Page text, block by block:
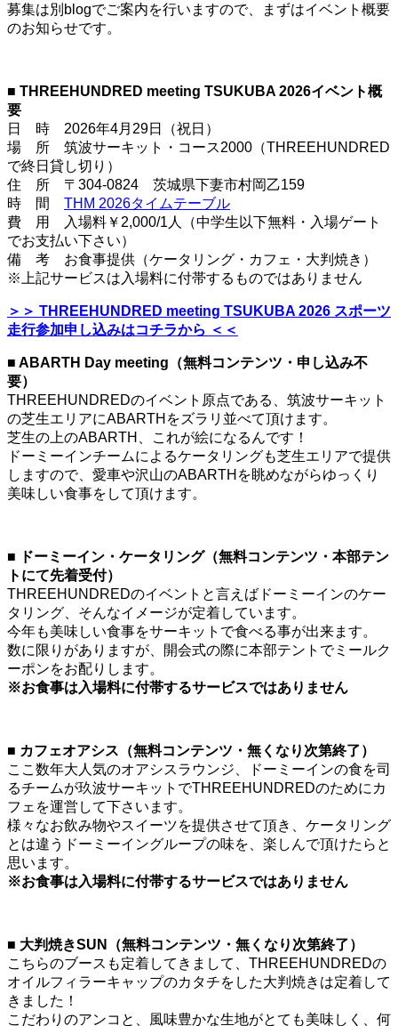
募集は別blogでご案内を行いますので、まずはイベント概要
のお知らせです。
■ THREEHUNDRED meeting TSUKUBA 2026イベント概
要
日 時 2026年4月29日（祝日）
場 所 筑波サーキット・コース2000（THREEHUNDRED
で終日貸し切り）
住 所 〒304-0824 茨城県下妻市村岡乙159
時 間 THM 2026タイムテーブル
費 用 入場料￥2,000/1人（中学生以下無料・入場ゲート
でお支払い下さい）
備 考 お食事提供（ケータリング・カフェ・大判焼き）
※上記サービスは入場料に付帯するものではありません
＞＞ THREEHUNDRED meeting TSUKUBA 2026 スポーツ
走行参加申し込みはコチラから ＜＜
■ ABARTH Day meeting（無料コンテンツ・申し込み不
要）
THREEHUNDREDのイベント原点である、筑波サーキット
の芝生エリアにABARTHをズラリ並べて頂けます。
芝生の上のABARTH、これが絵になるんです！
ドーミーインチームによるケータリングも芝生エリアで提供
しますので、愛車や沢山のABARTHを眺めながらゆっくり
美味しい食事をして頂けます。
■ ドーミーイン・ケータリング（無料コンテンツ・本部テン
トにて先着受付）
THREEHUNDREDのイベントと言えばドーミーインのケー
タリング、そんなイメージが定着しています。
今年も美味しい食事をサーキットで食べる事が出来ます。
数に限りがありますが、開会式の際に本部テントでミールク
ーポンをお配りします。
※お食事は入場料に付帯するサービスではありません
■ カフェオアシス（無料コンテンツ・無くなり次第終了）
ここ数年大人気のオアシスラウンジ、ドーミーインの食を司
るチームが玖波サーキットでTHREEHUNDREDのためにカ
フェを運営して下さいます。
様々なお飲み物やスイーツを提供させて頂き、ケータリング
とは違うドーミーイングループの味を、楽しんで頂けたらと
思います。
※お食事は入場料に付帯するサービスではありません
■ 大判焼きSUN（無料コンテンツ・無くなり次第終了）
こちらのブースも定着してきまして、THREEHUNDREDの
オイルフィラーキャップのカタチをした大判焼きは定着して
きました！
こだわりのアンコと、風味豊かな生地がとても美味しく、何